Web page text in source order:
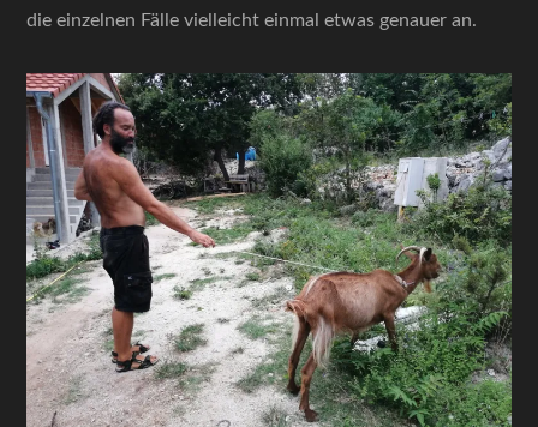
die einzelnen Fälle vielleicht einmal etwas genauer an.